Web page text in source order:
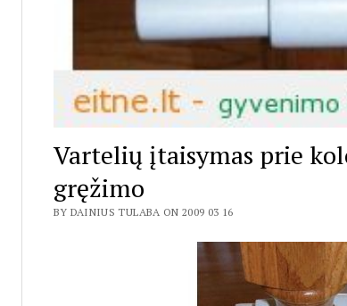
Vartelių įtaisymas prie
gręžimo
BY DAINIUS TULABA ON 2009 03 16